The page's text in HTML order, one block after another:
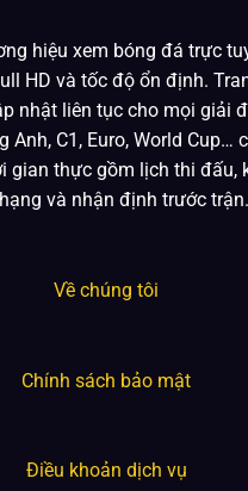
hiệu xem bóng đá trực
HD và tốc độ ổn định.
nhật liên tục cho mọi giải
Anh, C1, Euro, World Cup…
gian thực gồm lịch thi đấu,
và nhận định trước trận.
Về chúng tôi
Chính sách bảo mật
Điều khoản dịch vụ